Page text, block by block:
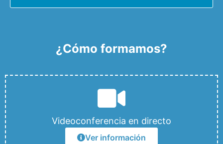
¿Cómo formamos?
Videoconferencia en directo
Ver información